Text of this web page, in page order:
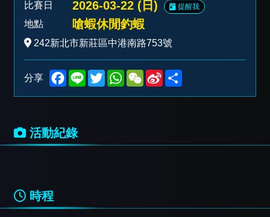
比賽日
2026-03-22 (日) 提醒我
地點 嗆蝦休閒釣蝦
242新北市新莊區中港南路753號
分享
F
a
c
o
k
L
n
T
w
i
W
h
a
W
e
C
S
n
a
活動紀錄
時程